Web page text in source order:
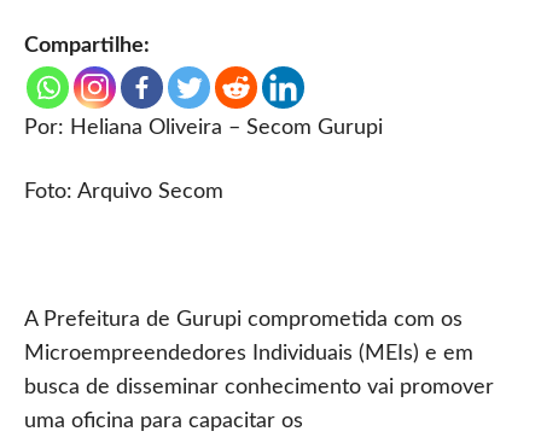
Compartilhe:
Por: Heliana Oliveira – Secom Gurupi
Foto: Arquivo Secom
A Prefeitura de Gurupi comprometida com os
Microempreendedores Individuais (MEIs) e em
busca de disseminar conhecimento vai promover
uma oficina para capacitar os